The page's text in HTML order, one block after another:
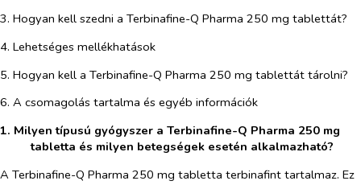
3. Hogyan kell szedni a Terbinafine-Q Pharma 250 mg tablettát?
4. Lehetséges mellékhatások
5. Hogyan kell a Terbinafine-Q Pharma 250 mg tablettát tárolni?
6. A csomagolás tartalma és egyéb információk
1. Milyen típusú gyógyszer a Terbinafine-Q Pharma 250 mg
tabletta és milyen betegségek esetén alkalmazható?
A Terbinafine-Q Pharma 250 mg tabletta terbinafint tartalmaz. Ez